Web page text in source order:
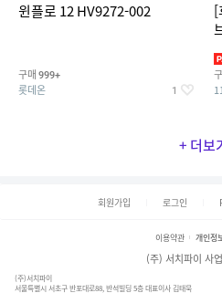
윈플로 12 HV9272-002
구매 999+
롯데온 1
[
+ 더보
회원가입 로그인
이용약관 개인정
(주) 서치파이 사
(주)서치파이
서울특별시 서초구 반포대로88, 반석빌딩 5층 대표이사 김태묵